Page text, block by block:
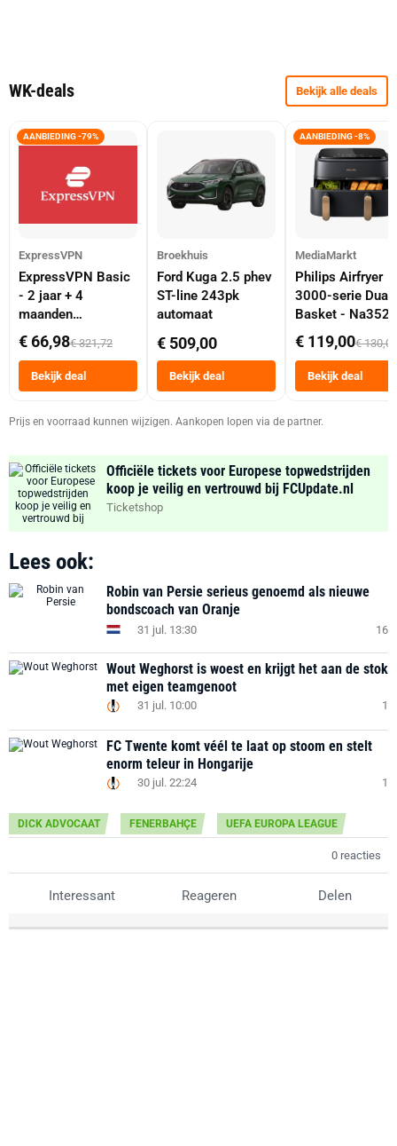
WK-deals Bekijk alle deals
AANBIEDING -79%
ExpressVPN
ExpressVPN Basic
- 2 jaar + 4
maanden
abonnement
€ 66,98€ 321,72
Bekijk deal
Broekhuis
Ford Kuga 2.5 phev
ST-line 243pk
automaat
€ 509,00
Bekijk deal
AANBIEDING -8%
MediaMarkt
Philips Airfryer
3000-serie Dual
Basket -
Dubbele Mand 9
Tot 6 Personen
Heteluchtfriteuse
Zwart
€ 119,00€ 130,00
Bekijk deal
Prijs en voorraad kunnen wijzigen. Aankopen lopen via de partner.
Officiële tickets voor Europese topwedstrijden
koop je veilig en vertrouwd bij FCUpdate.nl
Ticketshop
Lees ook:
Robin van Persie serieus genoemd als nieuwe
bondscoach van Oranje
31 jul. 13:30 16
Wout Weghorst is woest en krijgt het aan de stok
met eigen teamgenoot
31 jul. 10:00 1
FC Twente komt véél te laat op stoom en stelt
enorm teleur in Hongarije
30 jul. 22:24 1
DICK ADVOCAAT FENERBAHÇE UEFA EUROPA LEAGUE
0 reacties
Interessant Reageren Delen